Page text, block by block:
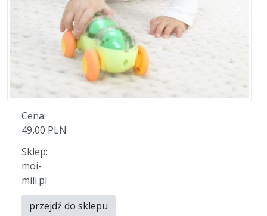
Cena:
49,00 PLN
Sklep:
moi-
mili.pl
przejdź do sklepu